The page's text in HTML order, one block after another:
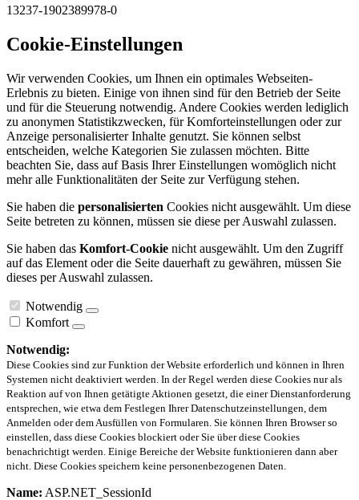
13237-1902389978-0
Cookie-Einstellungen
Wir verwenden Cookies, um Ihnen ein optimales Webseiten-
Erlebnis zu bieten. Einige von ihnen sind für den Betrieb der Seite
und für die Steuerung notwendig. Andere Cookies werden lediglich
zu anonymen Statistikzwecken, für Komforteinstellungen oder zur
Anzeige personalisierter Inhalte genutzt. Sie können selbst
entscheiden, welche Kategorien Sie zulassen möchten. Bitte
beachten Sie, dass auf Basis Ihrer Einstellungen womöglich nicht
mehr alle Funktionalitäten der Seite zur Verfügung stehen.
Sie haben die personalisierten Cookies nicht ausgewählt. Um diese
Seite betreten zu können, müssen sie diese per Auswahl zulassen.
Sie haben das Komfort-Cookie nicht ausgewählt. Um den Zugriff
auf das Element oder die Seite dauerhaft zu gewähren, müssen Sie
dieses per Auswahl zulassen.
Notwendig
Komfort
Notwendig:
Diese Cookies sind zur Funktion der Website erforderlich und können in Ihren
Systemen nicht deaktiviert werden. In der Regel werden diese Cookies nur als
Reaktion auf von Ihnen getätigte Aktionen gesetzt, die einer Dienstanforderung
entsprechen, wie etwa dem Festlegen Ihrer Datenschutzeinstellungen, dem
Anmelden oder dem Ausfüllen von Formularen. Sie können Ihren Browser so
einstellen, dass diese Cookies blockiert oder Sie über diese Cookies
benachrichtigt werden. Einige Bereiche der Website funktionieren dann aber
nicht. Diese Cookies speichern keine personenbezogenen Daten.
Name: ASP.NET_SessionId